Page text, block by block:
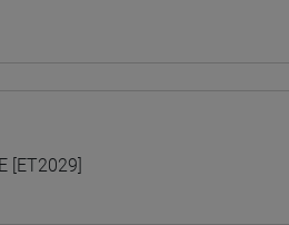
[ET2029]